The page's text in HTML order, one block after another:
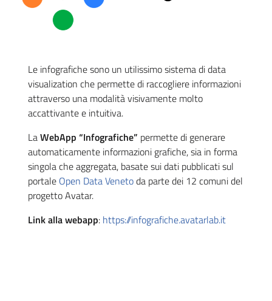
Le infografiche sono un utilissimo sistema di data
visualization che permette di raccogliere informazioni
attraverso una modalità visivamente molto
accattivante e intuitiva.
LaWebApp “Infografiche” permette di generare
automaticamente informazioni grafiche, sia in forma
singola che aggregata, basate sui dati pubblicati sul
portale Open Data Venetoda parte dei 12 comuni del
progetto Avatar.
Link alla webapp: https://infografiche.avatarlab.it